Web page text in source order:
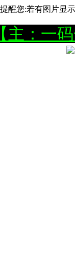
提醒您:若有图片显
：一